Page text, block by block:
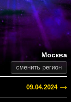
Москва
сменить регион
09.04.2024